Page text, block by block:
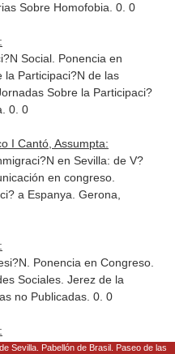
Sobre Homofobia. 0. 0
Social. Ponencia en
la Participaci?N de las
Sobre la Participaci?
0. 0
I Cantó, Assumpta:
en Sevilla: de V?
en congreso.
a Espanya. Gerona,
Ponencia en Congreso.
Sociales. Jerez de la
no Publicadas. 0. 0
y la Inmigraci?N.
Sevilla. Pabellón de Brasil. Paseo de las